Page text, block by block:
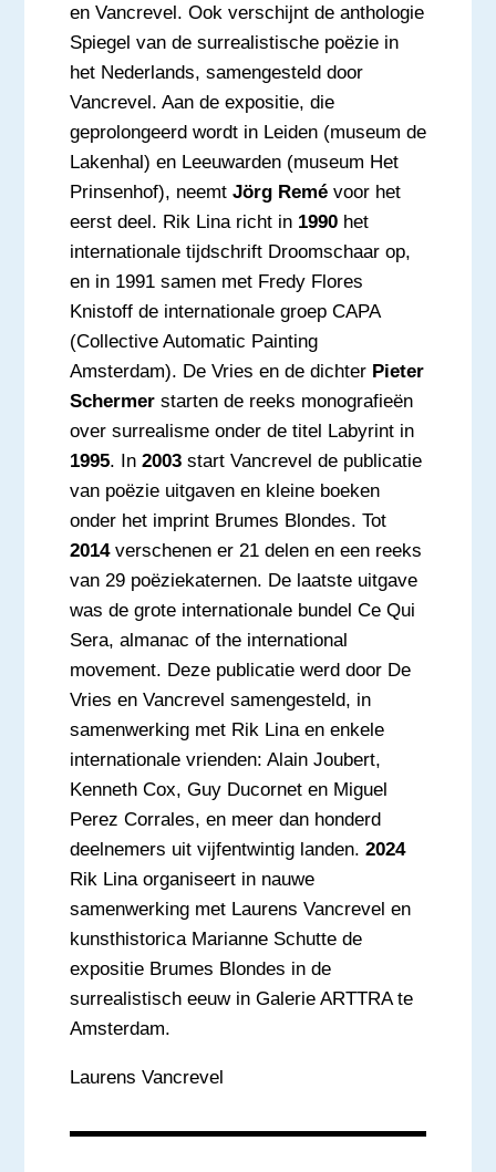
en Vancrevel. Ook verschijnt de anthologie
Spiegel van de surrealistische poëzie in
het Nederlands, samengesteld door
Vancrevel. Aan de expositie, die
geprolongeerd wordt in Leiden (museum de
Lakenhal) en Leeuwarden (museum Het
Prinsenhof), neemt Jörg Remévoor het
eerst deel. Rik Lina richt in 1990het
internationale tijdschrift Droomschaar op,
en in 1991 samen met Fredy Flores
Knistoff de internationale groep CAPA
(Collective Automatic Painting
Amsterdam). De Vries en de dichter Pieter
Schermerstarten de reeks monografieën
over surrealisme onder de titel Labyrint in
1995. In 2003start Vancrevel de publicatie
van poëzie uitgaven en kleine boeken
onder het imprint Brumes Blondes. Tot
2014verschenen er 21 delen en een reeks
van 29 poëziekaternen. De laatste uitgave
was de grote internationale bundel Ce Qui
Sera, almanac of the international
movement. Deze publicatie werd door De
Vries en Vancrevel samengesteld, in
samenwerking met Rik Lina en enkele
internationale vrienden: Alain Joubert,
Kenneth Cox, Guy Ducornet en Miguel
Perez Corrales, en meer dan honderd
deelnemers uit vijfentwintig landen. 2024
Rik Lina organiseert in nauwe
samenwerking met Laurens Vancrevel en
kunsthistorica Marianne Schutte de
expositie Brumes Blondes in de
surrealistisch eeuw in Galerie ARTTRA te
Amsterdam.
Laurens Vancrevel